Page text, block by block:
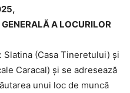
A LOCURILOR
Slatina (Casa Tineretului) și
Caracal) și se adresează
unui loc de muncă